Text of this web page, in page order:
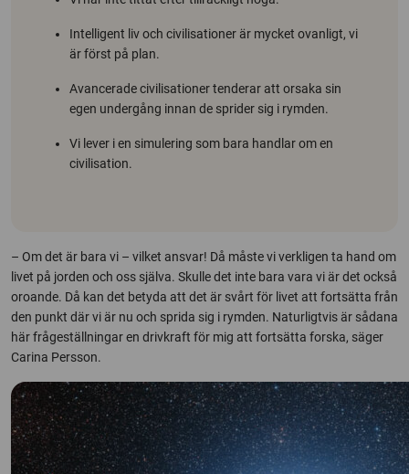
Intelligent liv och civilisationer är mycket ovanligt, vi
är först på plan.
Avancerade civilisationer tenderar att orsaka sin
egen undergång innan de sprider sig i rymden.
Vi lever i en simulering som bara handlar om en
civilisation.
– Om det är bara vi – vilket ansvar! Då måste vi verkligen ta hand om
livet på jorden och oss själva. Skulle det inte bara vara vi är det också
oroande. Då kan det betyda att det är svårt för livet att fortsätta från
den punkt där vi är nu och sprida sig i rymden. Naturligtvis är sådana
här frågeställningar en drivkraft för mig att fortsätta forska, säger
Carina Persson.